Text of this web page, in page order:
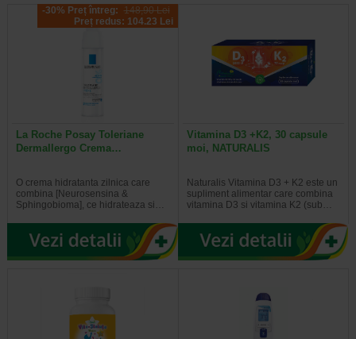
-30% Preț întreg: 148,90 Lei
Preț redus: 104.23 Lei
La Roche Posay Toleriane
Dermallergo Crema…
O crema hidratanta zilnica care
combina [Neurosensina &
Sphingobioma], ce hidrateaza si…
Vitamina D3 +K2, 30 capsule
moi, NATURALIS
Naturalis Vitamina D3 + K2 este un
supliment alimentar care combina
vitamina D3 si vitamina K2 (sub…